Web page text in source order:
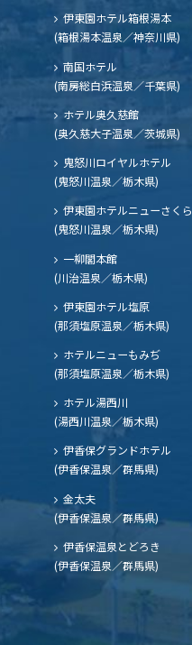
伊東園ホテル箱根湯本
(箱根湯本温泉／神奈川県)
南国ホテル
(南房総白浜温泉／千葉県)
ホテル奥久慈館
(奥久慈大子温泉／茨城県)
鬼怒川ロイヤルホテル
(鬼怒川温泉／栃木県)
伊東園ホテルニューさくら
(鬼怒川温泉／栃木県)
一柳閣本館
(川治温泉／栃木県)
伊東園ホテル塩原
(那須塩原温泉／栃木県)
ホテルニューもみぢ
(那須塩原温泉／栃木県)
ホテル湯西川
(湯西川温泉／栃木県)
伊香保グランドホテル
(伊香保温泉／群馬県)
金太夫
(伊香保温泉／群馬県)
伊香保温泉とどろき
(伊香保温泉／群馬県)